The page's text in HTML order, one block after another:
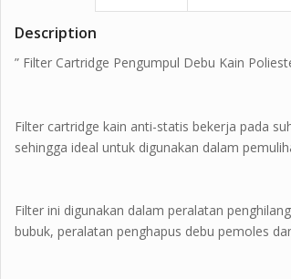
Description
” Filter Cartridge Pengumpul Debu Kain
Filter cartridge kain anti-statis bekerja pada
sehingga ideal untuk digunakan dalam
Filter ini digunakan dalam peralatan
bubuk, peralatan penghapus debu pemoles